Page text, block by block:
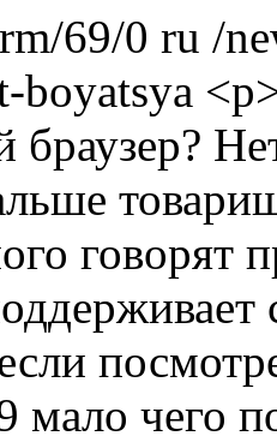
69/0 ru /
boyatsya
браузер?
говорят
мало чего